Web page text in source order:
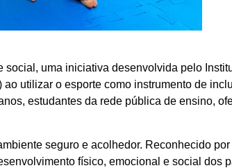
uma iniciativa desenvolvida pelo
utilizar o esporte como instrumento de
estudantes da rede pública de ensino,
seguro e acolhedor. Reconhecido
físico, emocional e social dos